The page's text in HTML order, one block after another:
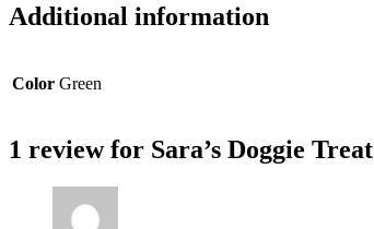
Additional information
Color Green
1 review for Sara’s Doggie Treat